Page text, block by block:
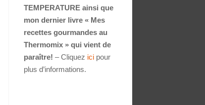
TEMPERATURE ainsi que
mon dernier livre « Mes
recettes gourmandes au
Thermomix » qui vient de
paraître! – Cliquez ici pour
plus d’informations.